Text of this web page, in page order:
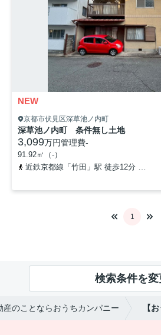
NEW
京都市伏見区深草池ノ内町
深草池ノ内町 条件無し土地
3,099万円管理費-
91.92㎡（-）
近鉄京都線「竹田」駅 徒歩12分
1
検索条件を変
産のことならおうちカンパニー 【